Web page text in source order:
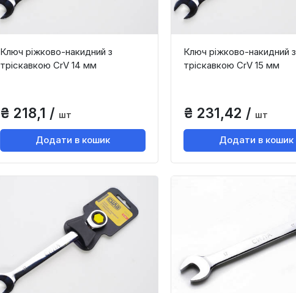
Ключ ріжково-накидний з
тріскавкою CrV 14 мм
₴ 218,1 / шт
Додати в кошик
Ключ ріжково-накидний з
тріскавкою CrV 15 мм
₴ 231,42 / шт
Додати в кошик